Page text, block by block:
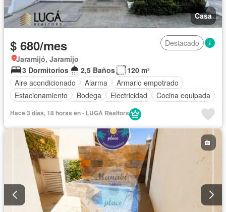
Casa
$ 680/mes
Destacado
Jaramijó, Jaramijo
3 Dormitorios
2,5 Baños
120 m²
Aire acondicionado
Alarma
Armario empotrado
Estacionamiento
Bodega Electricidad
Cocina equipada
Patio
Área para niños
Acceso para personas con discapacidad
Jardín
Parrilla
Garita de guardianía Gimnasio
Piscina
Completamente amoblado
Hace 3 días, 18 horas en - LUGÁ Realtors